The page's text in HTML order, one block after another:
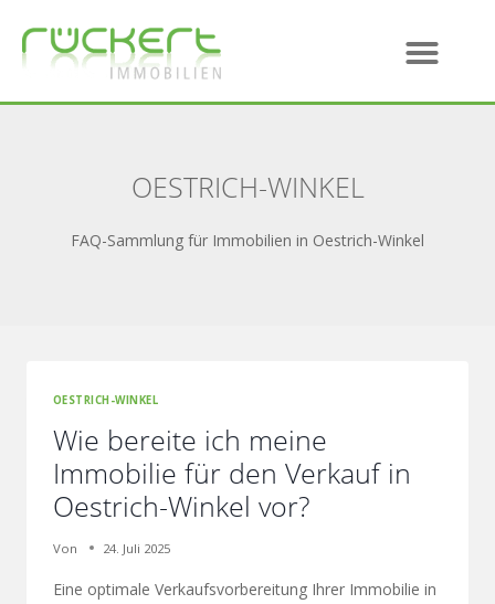
OESTRICH-WINKEL
FAQ-Sammlung für Immobilien in Oestrich-Winkel
OESTRICH-WINKEL
Wie bereite ich meine
Immobilie für den Verkauf in
Oestrich-Winkel vor?
Von 24. Juli 2025
Eine optimale Verkaufsvorbereitung Ihrer Immobilie in